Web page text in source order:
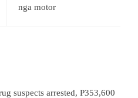
nga motor
suspects arrested, P353,600